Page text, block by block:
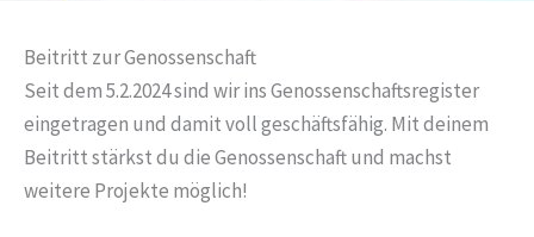
Beitritt zur Genossenschaft
Seit dem 5.2.2024 sind wir ins Genossenschaftsregister
eingetragen und damit voll geschäftsfähig. Mit deinem
Beitritt stärkst du die Genossenschaft und machst
weitere Projekte möglich!